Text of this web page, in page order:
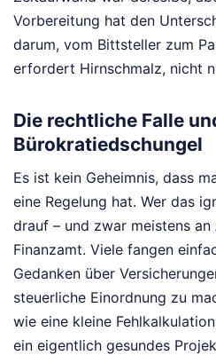
Vorbereitung hat den
darum, vom Bittsteller zum
erfordert Hirnschmalz, nicht
Die rechtliche Falle
Bürokratiedschungel
Es ist kein Geheimnis, dass
eine Regelung hat. Wer das
drauf – und zwar meistens
Finanzamt. Viele fangen
Gedanken über
steuerliche Einordnung zu
wie eine kleine
ein eigentlich gesundes